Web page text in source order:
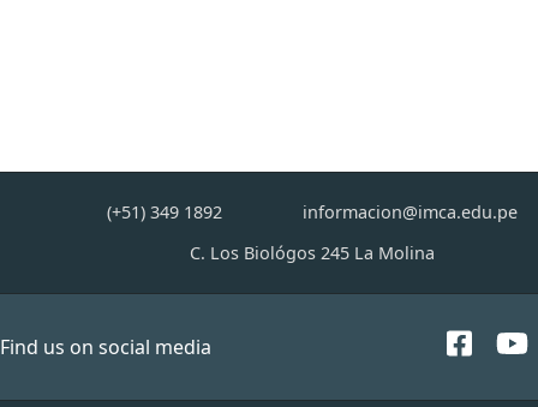
(+51) 349 1892
informacion@imca.edu.pe
C. Los Biológos 245 La Molina
Find us on social media